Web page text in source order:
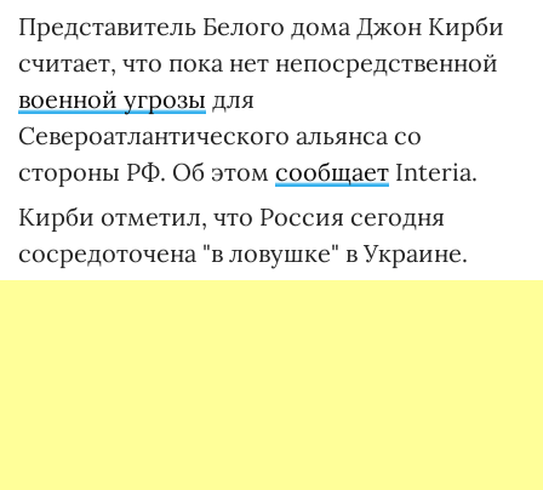
Представитель Белого дома Джон Кирби
считает, что пока нет непосредственной
военной угрозы для
Североатлантического альянса со
стороны РФ. Об этом сообщает Interia.
Кирби отметил, что Россия сегодня
сосредоточена "в ловушке" в Украине.